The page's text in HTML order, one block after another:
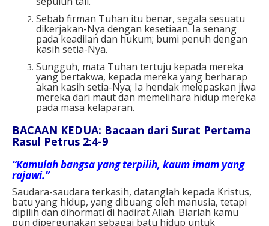
Sebab firman Tuhan itu benar, segala sesuatu
dikerjakan-Nya dengan kesetiaan. Ia senang
pada keadilan dan hukum; bumi penuh dengan
kasih setia-Nya.
Sungguh, mata Tuhan tertuju kepada mereka
yang bertakwa, kepada mereka yang berharap
akan kasih setia-Nya; Ia hendak melepaskan jiwa
mereka dari maut dan memelihara hidup mereka
pada masa kelaparan.
BACAAN KEDUA: Bacaan dari Surat Pertama
Rasul Petrus 2:4-9
“Kamulah bangsa yang terpilih, kaum imam yang
rajawi.”
Saudara-saudara terkasih, datanglah kepada Kristus,
batu yang hidup, yang dibuang oleh manusia, tetapi
dipilih dan dihormati di hadirat Allah. Biarlah kamu
pun dipergunakan sebagai batu hidup untuk